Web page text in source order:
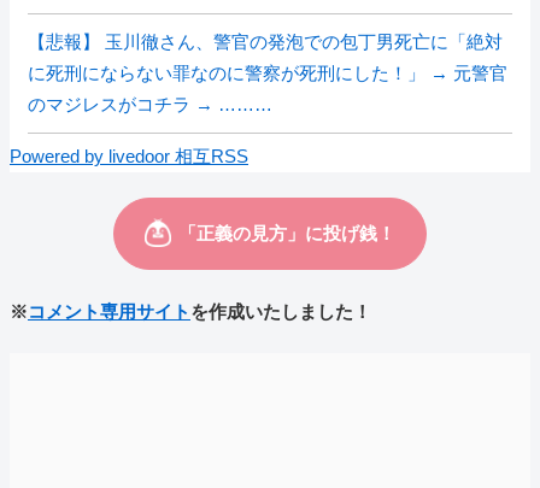
【悲報】 玉川徹さん、警官の発泡での包丁男死亡に「絶対
に死刑にならない罪なのに警察が死刑にした！」 → 元警官
のマジレスがコチラ → ………
Powered by livedoor 相互RSS
※コメント専用サイト を作成いたしました！